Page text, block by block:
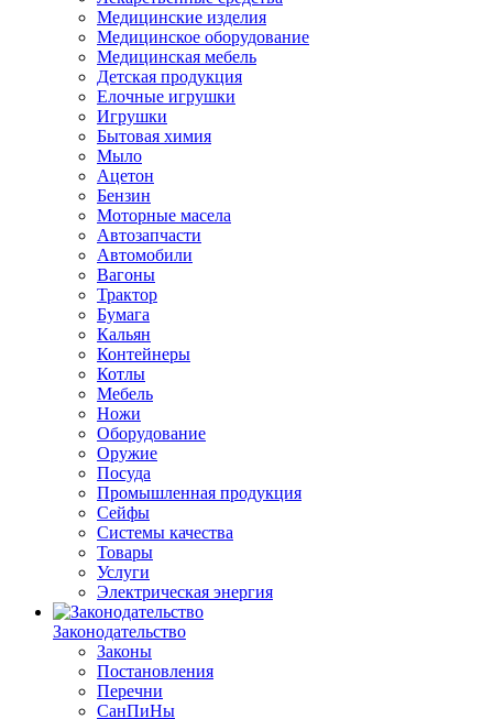
Медицинские изделия
Медицинское оборудование
Медицинская мебель
Детская продукция
Елочные игрушки
Игрушки
Бытовая химия
Мыло
Ацетон
Бензин
Моторные масела
Автозапчасти
Автомобили
Вагоны
Трактор
Бумага
Кальян
Контейнеры
Котлы
Мебель
Ножи
Оборудование
Оружие
Посуда
Промышленная продукция
Сейфы
Системы качества
Товары
Услуги
Электрическая энергия
Законодательство
Законы
Постановления
Перечни
СанПиНы